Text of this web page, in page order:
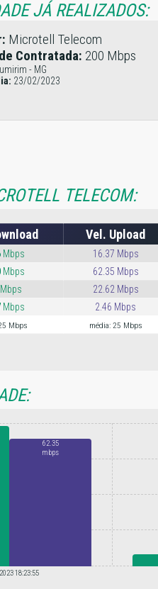
JÁ REALIZADOS:
Microtell Telecom
Contratada: 200 Mbps
- MG
23/02/2023
TELECOM:
Vel. Upload
Mbps 16.37 Mbps
Mbps 62.35 Mbps
Mbps 22.62 Mbps
Mbps 2.46 Mbps
Mbps média: 25 Mbps
62.35
mbps
18:23:55